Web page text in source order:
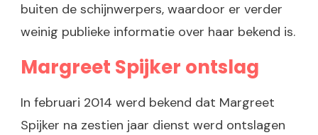
buiten de schijnwerpers, waardoor er verder
weinig publieke informatie over haar bekend is.
Margreet Spijker ontslag
In februari 2014 werd bekend dat Margreet
Spijker na zestien jaar dienst werd ontslagen